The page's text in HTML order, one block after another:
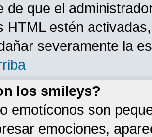
de que el
HTML estén
severamente la
los smileys?
emotíconos son
emociones,